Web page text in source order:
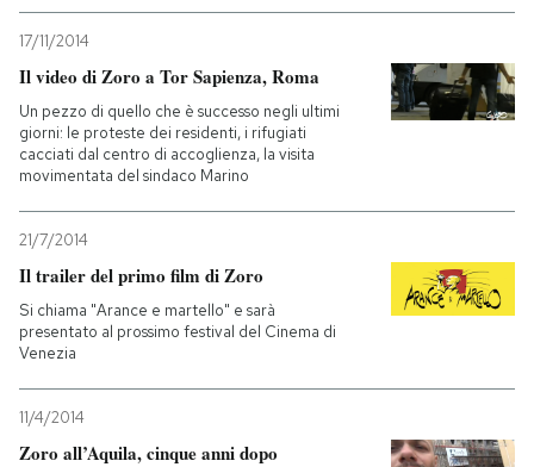
17/11/2014
Il video di Zoro a Tor Sapienza, Roma
Un pezzo di quello che è successo negli ultimi
giorni: le proteste dei residenti, i rifugiati
cacciati dal centro di accoglienza, la visita
movimentata del sindaco Marino
21/7/2014
Il trailer del primo film di Zoro
Si chiama "Arance e martello" e sarà
presentato al prossimo festival del Cinema di
Venezia
11/4/2014
Zoro all’Aquila, cinque anni dopo